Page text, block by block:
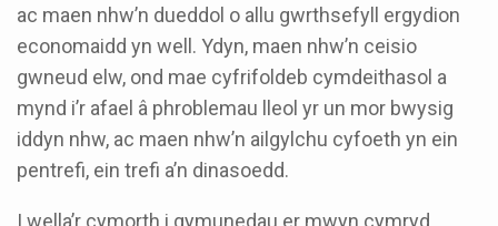
ac maen nhw’n dueddol o allu gwrthsefyll ergydion
economaidd yn well. Ydyn, maen nhw’n ceisio
gwneud elw, ond mae cyfrifoldeb cymdeithasol a
mynd i’r afael â phroblemau lleol yr un mor bwysig
iddyn nhw, ac maen nhw’n ailgylchu cyfoeth yn ein
pentrefi, ein trefi a’n dinasoedd.